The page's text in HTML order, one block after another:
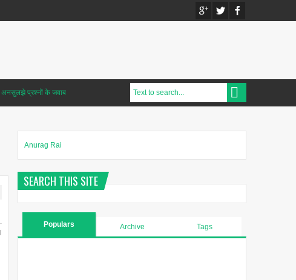
अनसुलझे प्रश्नों के जवाब
Anurag Rai
SEARCH THIS SITE
Populars Archive Tags